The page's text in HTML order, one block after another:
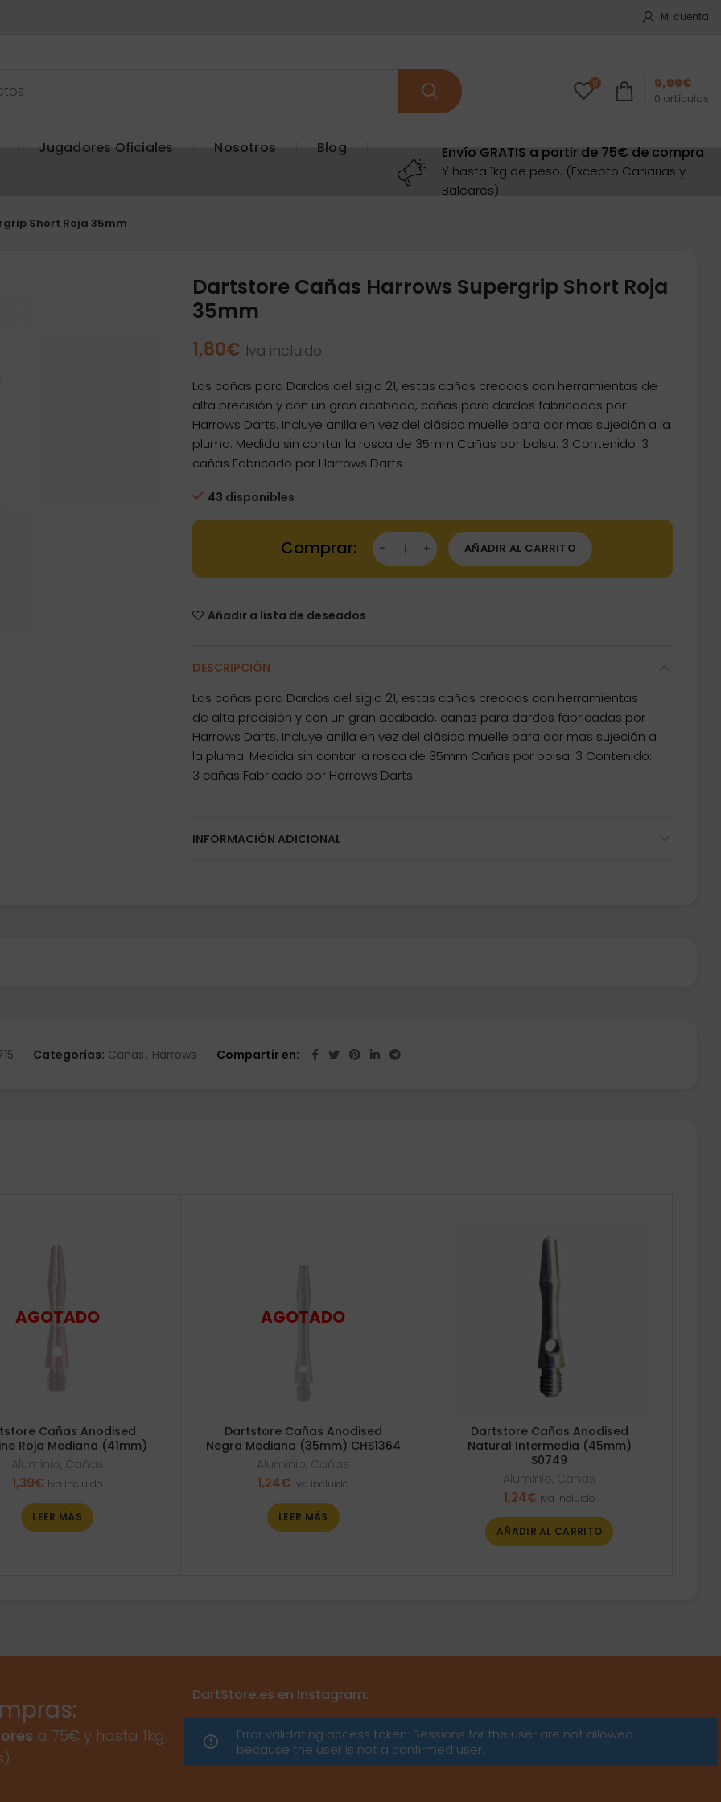
Mi cuenta
0
0 artículos
0,00€
Jugadores Oficiales Nosotros Blog Envío GRATIS a partir de 75€ de compra
Y hasta 1kg de peso. (Excepto Canarias y
Baleares)
Short Roja 35mm
Dartstore Cañas Harrows Supergrip Short Roja
35mm
1,80€ Iva incluido
Las cañas para Dardos del siglo 21, estas cañas creadas con herramientas de
alta precisión y con un gran acabado, cañas para dardos fabricadas por
Harrows Darts. Incluye anilla en vez del clásico muelle para dar mas sujeción a la
pluma. Medida sin contar la rosca de 35mm Cañas por bolsa: 3 Contenido: 3
cañas Fabricado por Harrows Darts
43 disponibles
Dartstore Cañas Harrows Supergrip Short Roja 35mm cantidad
AÑADIR AL CARRITO
Añadir a lista de deseados
DESCRIPCIÓN
Las cañas para Dardos del siglo 21, estas cañas creadas con herramientas
de alta precisión y con un gran acabado, cañas para dardos fabricadas por
Harrows Darts. Incluye anilla en vez del clásico muelle para dar mas sujeción a
la pluma. Medida sin contar la rosca de 35mm Cañas por bolsa: 3 Contenido:
3 cañas Fabricado por Harrows Darts
INFORMACIÓN ADICIONAL
Categorías: Cañas, Harrows Compartir en
Cañas Anodised
Roja Mediana (41mm)
Aluminio, Cañas
1,39€ Iva incluido
LEER MÁS
Dartstore Cañas Anodised
Negra Mediana (35mm) CHS1364
Aluminio, Cañas
1,24€ Iva incluido
LEER MÁS
Dartstore Cañas Anodised
Natural Intermedia (45mm)
S0749
Aluminio, Cañas
1,24€ Iva incluido
AÑADIR AL CARRITO
a 75€ y hasta 1kg
DartStore.es en Instagram:
Error validating access token: Sessions for the user are not allowed
because the user is not a confirmed user.